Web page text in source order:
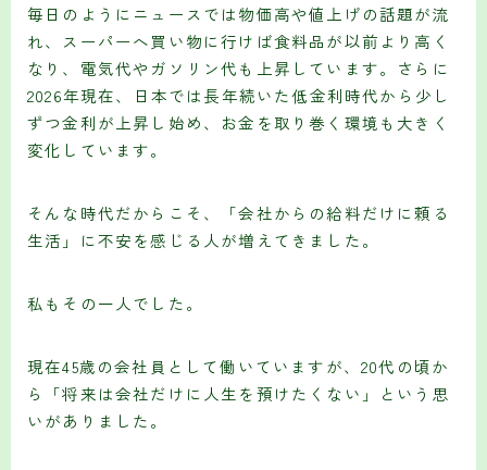
毎日のようにニュースでは物価高や値上げの話題が流
れ、スーパーへ買い物に行けば食料品が以前より高く
なり、電気代やガソリン代も上昇しています。さらに
2026年現在、日本では長年続いた低金利時代から少し
ずつ金利が上昇し始め、お金を取り巻く環境も大きく
変化しています。
そんな時代だからこそ、「会社からの給料だけに頼る
生活」に不安を感じる人が増えてきました。
私もその一人でした。
現在45歳の会社員として働いていますが、20代の頃か
ら「将来は会社だけに人生を預けたくない」という思
いがありました。